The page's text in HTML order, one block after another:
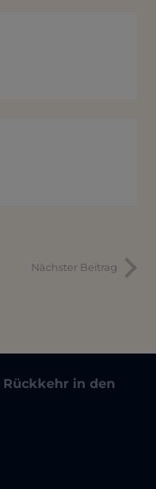
Nächster Beitrag
Rückkehr in den